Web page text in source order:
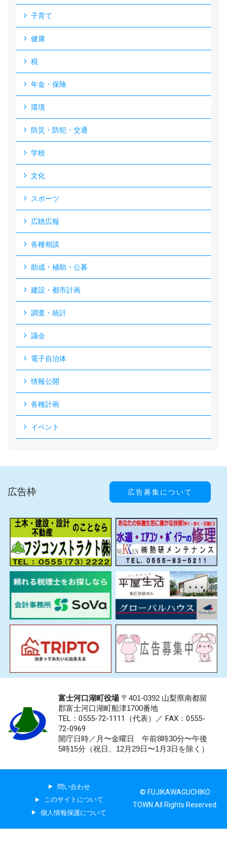
子育て
健康
税
年金・保険
環境
防災・防犯・交通
学校
文化
スポーツ
広聴広報
各種相談
助成・補助・公募
建設・都市計画
調査・統計
議会
電子自治体
情報公開
各種計画
イベント
広告枠 広告募集について
富士河口湖町役場〒401-0392 山梨県南都留
郡富士河口湖町船津1700番地
TEL：0555-72-1111 （代表）／ FAX：0555-
72-0969
開庁日時／月〜金曜日 午前8時30分〜午後
5時15分（祝日、12月29日〜1月3日を除く）
問い合わせ
このサイトについて
個人情報保護について
© FUJIKAWAGUCHIKO
TOWN All Rights Reserved.